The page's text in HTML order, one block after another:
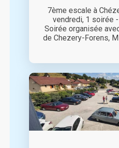
7ème escale à
vendredi, 1 soirée
Soirée organisée
de Chezery-Forens,